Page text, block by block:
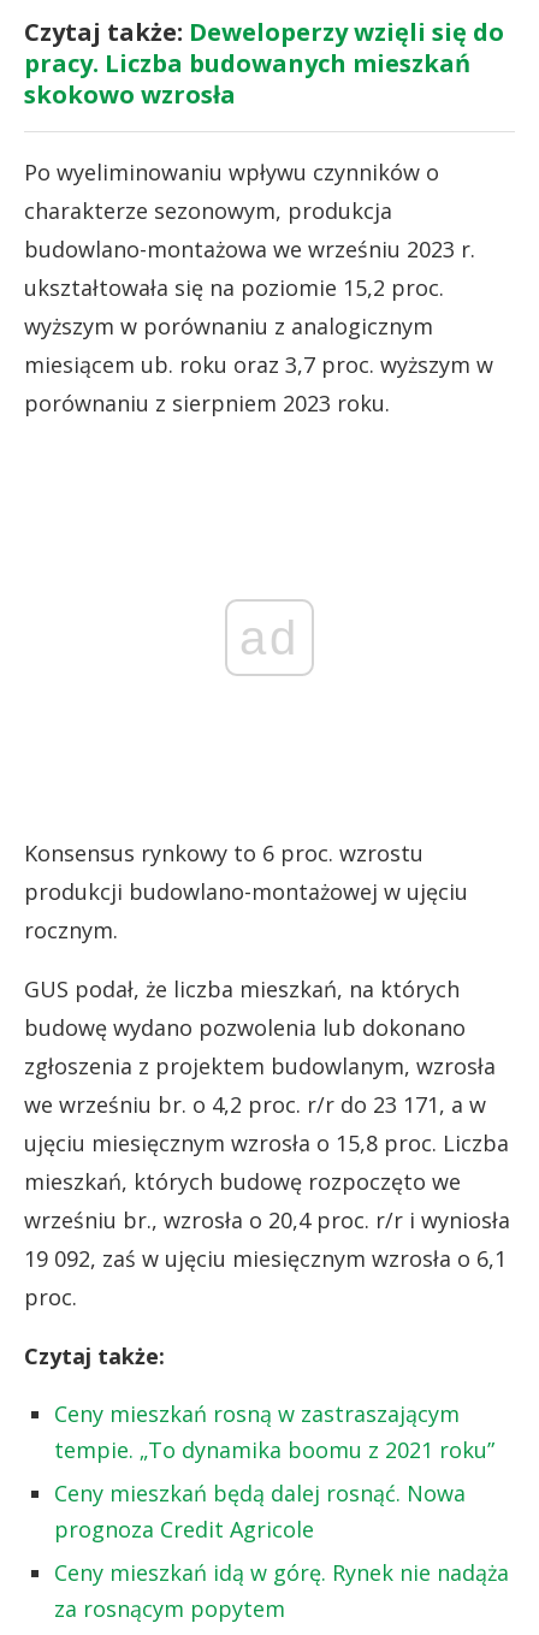
Czytaj także: Deweloperzy wzięli się do
pracy. Liczba budowanych mieszkań
skokowo wzrosła
Po wyeliminowaniu wpływu czynników o
charakterze sezonowym, produkcja
budowlano-montażowa we wrześniu 2023 r.
ukształtowała się na poziomie 15,2 proc.
wyższym w porównaniu z analogicznym
miesiącem ub. roku oraz 3,7 proc. wyższym w
porównaniu z sierpniem 2023 roku.
ad
Konsensus rynkowy to 6 proc. wzrostu
produkcji budowlano-montażowej w ujęciu
rocznym.
GUS podał, że liczba mieszkań, na których
budowę wydano pozwolenia lub dokonano
zgłoszenia z projektem budowlanym, wzrosła
we wrześniu br. o 4,2 proc. r/r do 23 171, a w
ujęciu miesięcznym wzrosła o 15,8 proc. Liczba
mieszkań, których budowę rozpoczęto we
wrześniu br., wzrosła o 20,4 proc. r/r i wyniosła
19 092, zaś w ujęciu miesięcznym wzrosła o 6,1
proc.
Czytaj także:
Ceny mieszkań rosną w zastraszającym
tempie. „To dynamika boomu z 2021 roku”
Ceny mieszkań będą dalej rosnąć. Nowa
prognoza Credit Agricole
Ceny mieszkań idą w górę. Rynek nie nadąża
za rosnącym popytem